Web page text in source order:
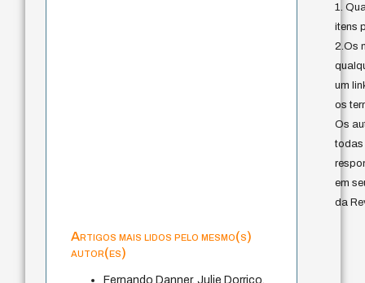
1.
itens
2.Os
um
os
Os
todas
em
da
Artigos mais lidos pelo mesmo(s)
autor(es)
Fernando Danner, Julie Dorrico,